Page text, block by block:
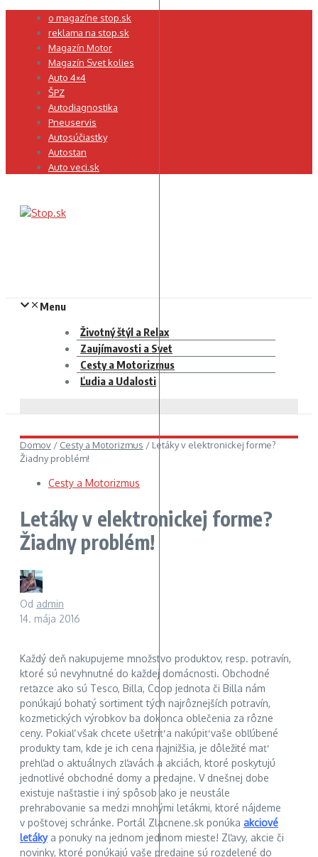
Preskočiť
o magazíne stop.sk
reklama na stop.sk
Magazín Motor
Magazín Svet kolies
Auto 4×4
ŠPZ
Autodiagnostika
Pneuservis
Autosúčiastky
Autostan
Auto veci.sk
Menu
Životný štýl a Relax
Zaujímavosti a Svet
Cesty a Motorizmus
Ľudia a Udalosti
Domov / Cesty a Motorizmus / Letáky v elektronickej forme?
Žiadny problém!
Cesty a Motorizmus
Letáky v elektronickej forme?
Žiadny problém!
Od admin
14. mája 2016
Každý deň nakupujeme množstvo produktov, resp. potravín,
ktoré sú nevyhnutné do každej domácnosti. Obchodné
reťazce ako sú Tesco, Billa, Coop jednota či Billa nám
ponúkajú bohatý sortiment tých najrôznejších potravín,
kozmetických výrobkov ba dokonca oblečenia za rôzne
ceny. Pokiaľ však chcete ušetriť a nakúpiť vaše obľúbené
produkty tam, kde je ich cena najnižšia, je dôležité mať
prehľad o aktuálnych zľavách a akciách, ktoré poskytujú
jednotlivé obchodné domy a predajne. V dnešnej dobe
existuje našťastie i iný spôsob ako je neustále
prehrabovanie sa medzi mnohými letákmi, ktoré nájdeme
v poštovej schránke. Portál Zlacnene.sk ponúka akciové
letákya ponuky na jednom jedinom mieste! Zľavy, akcie či
novinky, ktoré ponúkajú vaše predajne sú rozdelené do